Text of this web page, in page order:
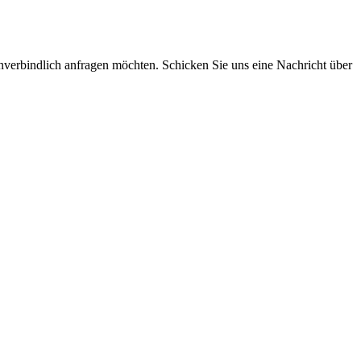
anfragen möchten. Schicken Sie uns eine Nachricht über